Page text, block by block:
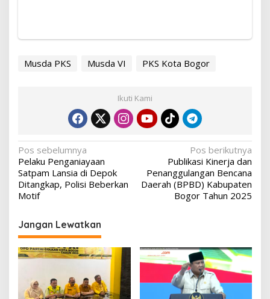
Musda PKS Musda VI PKS Kota Bogor
Ikuti Kami
Navigasi
pos
Pos sebelumnya
Pelaku Penganiayaan
Satpam Lansia di Depok
Ditangkap, Polisi Beberkan
Motif
Pos berikutnya
Publikasi Kinerja dan
Penanggulangan Bencana
Daerah (BPBD) Kabupaten
Bogor Tahun 2025
Jangan Lewatkan